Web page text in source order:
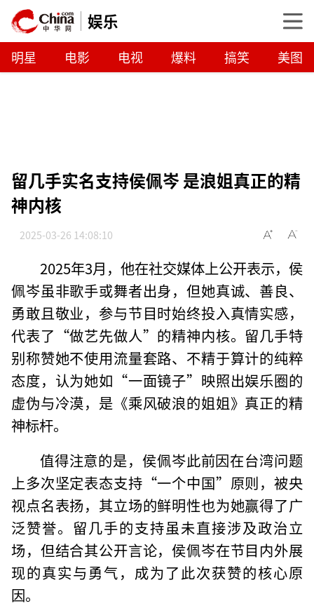
娱乐
明星 电影 电视 爆料 搞笑 美图
留几手实名支持侯佩岑 是浪姐真正的精
神内核
2025-03-26 14:08:10
2025年3月，他在社交媒体上公开表示，侯
佩岑虽非歌手或舞者出身，但她真诚、善良、
勇敢且敬业，参与节目时始终投入真情实感，
代表了“做艺先做人”的精神内核。留几手特
别称赞她不使用流量套路、不精于算计的纯粹
态度，认为她如“一面镜子”映照出娱乐圈的
虚伪与冷漠，是《乘风破浪的姐姐》真正的精
神标杆。
值得注意的是，侯佩岑此前因在台湾问题
上多次坚定表态支持“一个中国”原则，被央
视点名表扬，其立场的鲜明性也为她赢得了广
泛赞誉。留几手的支持虽未直接涉及政治立
场，但结合其公开言论，侯佩岑在节目内外展
现的真实与勇气，成为了此次获赞的核心原
因。